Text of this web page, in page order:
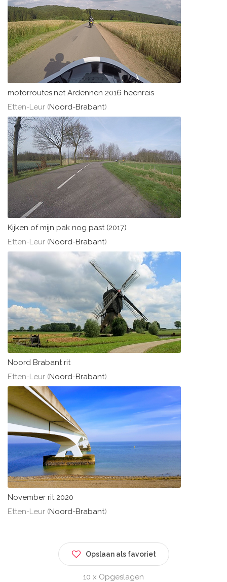
motorroutes.net Ardennen 2016 heenreis
Etten-Leur (Noord-Brabant)
Kijken of mijn pak nog past (2017)
Etten-Leur (Noord-Brabant)
Noord Brabant rit
Etten-Leur (Noord-Brabant)
November rit 2020
Etten-Leur (Noord-Brabant)
Opslaan als favoriet
10 x Opgeslagen